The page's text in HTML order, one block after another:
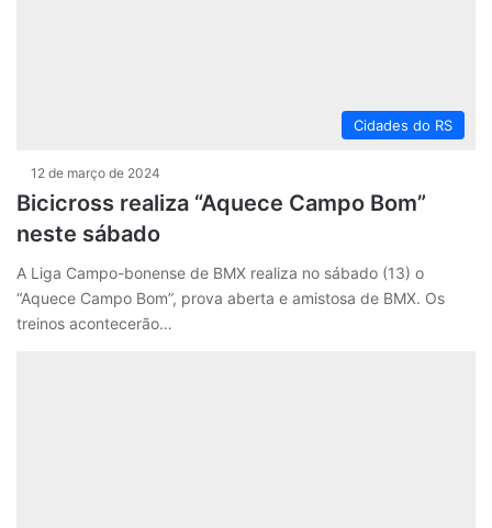
Cidades do RS
12 de março de 2024
Bicicross realiza “Aquece Campo Bom”
neste sábado
A Liga Campo-bonense de BMX realiza no sábado (13) o
“Aquece Campo Bom”, prova aberta e amistosa de BMX. Os
treinos acontecerão…